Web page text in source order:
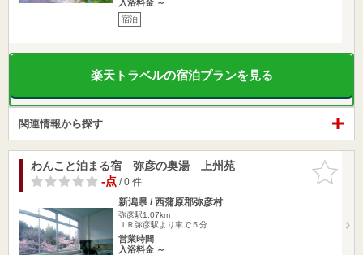
入浴料金 ～
宿泊
楽天トラベルの宿泊プランを見る
関連情報から探す
お気に入
りに追加
わんこと泊まる宿 弥彦の奥湯 上州苑
-点/ 0 件
新潟県 / 西蒲原郡弥彦村
弥彦駅1.07km
ＪＲ弥彦駅より車で５分
営業時間
入浴料金 ～